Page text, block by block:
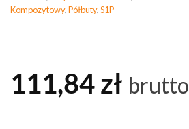
Kompozytowy,Półbuty,S1P
111,84zł brutto